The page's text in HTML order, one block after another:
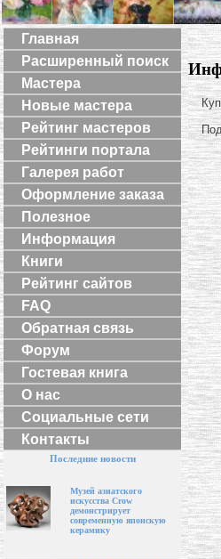
Главная
Расширенный поиск
Мастера
Новые мастера
Рейтинг мастеров
Рейтинги портала
Галерея работ
Оформление заказа
Полезное
Информация
Книги
Рейтинг сайтов
FAQ
Обратная связь
Форум
Гостевая книга
О нас
Социальные сети
Контакты
Последние новости
Музей азиатского
искусства Crow
демонстрирует
современную японскую
керамику